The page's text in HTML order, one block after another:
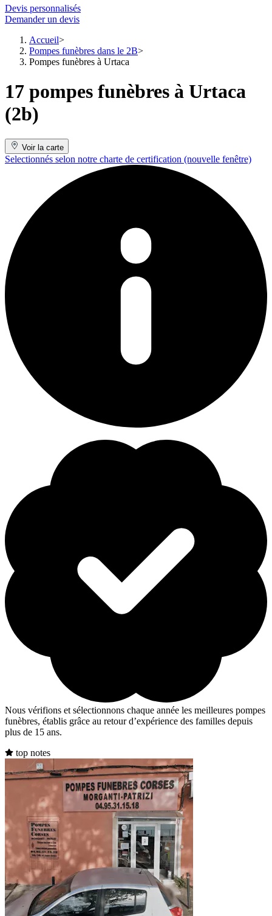
Devis personnalisés
Demander un devis
Accueil
Pompes funèbres dans le 2B
Pompes funèbres à Urtaca
17 pompes funèbres à Urtaca
(2b)
Voir la carte
Selectionnés selon notre charte de certification (nouvelle fenêtre)
Nous vérifions et sélectionnons chaque année les meilleures pompes
funèbres, établis grâce au retour d’expérience des familles depuis
plus de 15 ans.
top notes